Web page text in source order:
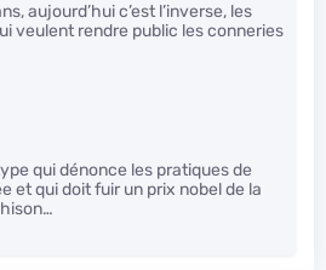
aujourd’hui c’est l’inverse, les
veulent rendre public les conneries
qui dénonce les pratiques de
et qui doit fuir un prix nobel de la